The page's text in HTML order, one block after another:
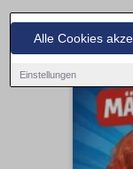
Alle Cookies
Einstellungen